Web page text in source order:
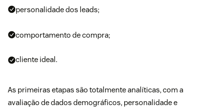
personalidade dos leads;
comportamento de compra;
cliente ideal.
As primeiras etapas são totalmente analíticas, com a
avaliação de dados demográficos, personalidade e